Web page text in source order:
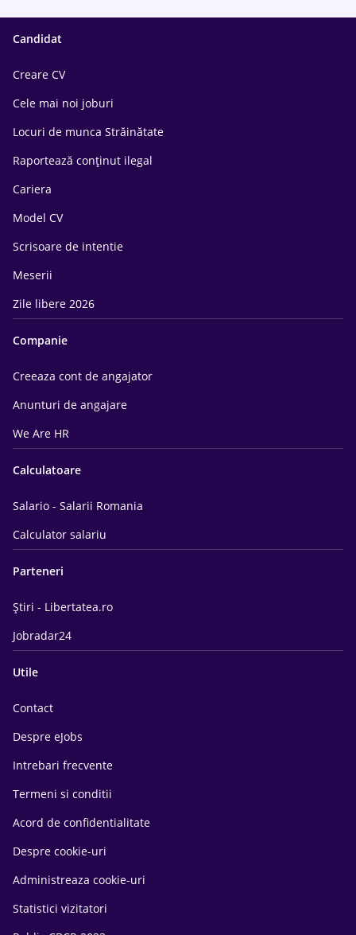
Candidat
Creare CV
Cele mai noi joburi
Locuri de munca Străinătate
Raportează conținut ilegal
Cariera
Model CV
Scrisoare de intentie
Meserii
Zile libere 2026
Companie
Creeaza cont de angajator
Anunturi de angajare
We Are HR
Calculatoare
Salario - Salarii Romania
Calculator salariu
Parteneri
Știri - Libertatea.ro
Jobradar24
Utile
Contact
Despre eJobs
Intrebari frecvente
Termeni si conditii
Acord de confidentialitate
Despre cookie-uri
Administreaza cookie-uri
Statistici vizitatori